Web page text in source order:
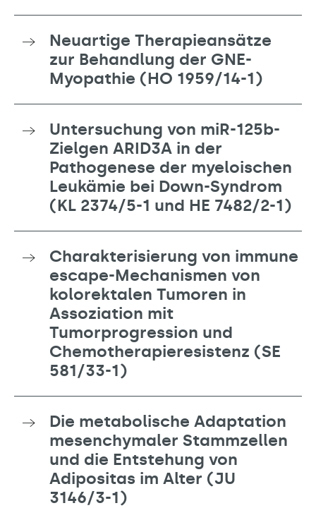
Neuartige Therapieansätze
zur Behandlung der GNE-
Myopathie (HO 1959/14-1)
Untersuchung von miR-125b-
Zielgen ARID3A in der
Pathogenese der myeloischen
Leukämie bei Down-Syndrom
(KL 2374/5-1 und HE 7482/2-1)
Charakterisierung von immune
escape-Mechanismen von
kolorektalen Tumoren in
Assoziation mit
Tumorprogression und
Chemotherapieresistenz (SE
581/33-1)
Die metabolische Adaptation
mesenchymaler Stammzellen
und die Entstehung von
Adipositas im Alter (JU
3146/3-1)